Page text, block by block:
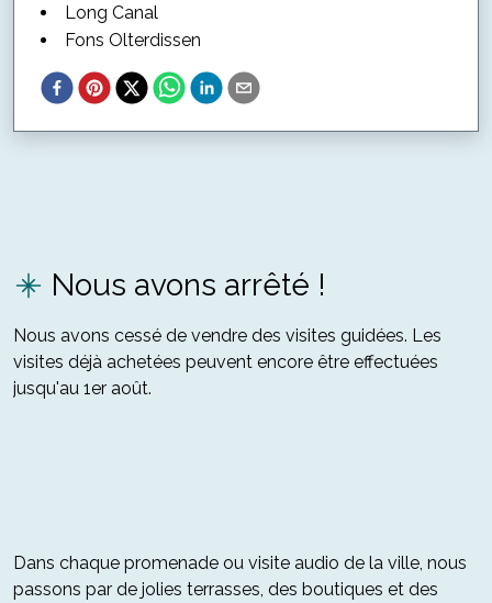
Long Canal
Fons Olterdissen
Nous avons arrêté !
Nous avons cessé de vendre des visites guidées. Les
visites déjà achetées peuvent encore être effectuées
jusqu'au 1er août.
Dans chaque promenade ou visite audio de la ville, nous
passons par de jolies terrasses, des boutiques et des